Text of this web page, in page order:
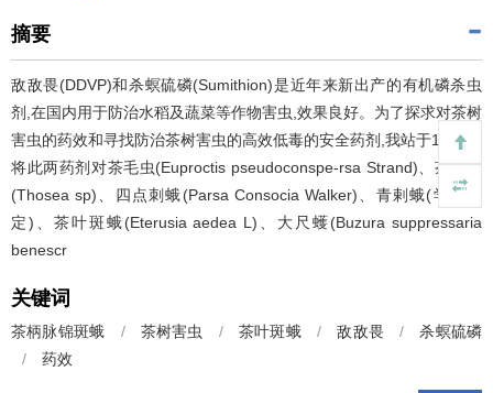
摘要
敌敌畏(DDVP)和杀螟硫磷(Sumithion)是近年来新出产的有机磷杀虫
剂,在国内用于防治水稻及蔬菜等作物害虫,效果良好。为了探求对茶树
害虫的药效和寻找防治茶树害虫的高效低毒的安全药剂,我站于1964年
将此两药剂对茶毛虫(Euproctis pseudoconspe-rsa Strand)、茶刺蛾
(Thosea sp)、四点刺蛾(Parsa Consocia Walker)、青剌蛾(学名待
定)、茶叶斑蛾(Eterusia aedea L)、大尺蠖(Buzura suppressaria
benescr
关键词
茶柄脉锦斑蛾 / 茶树害虫 / 茶叶斑蛾 / 敌敌畏 /
杀螟硫磷
/
药效